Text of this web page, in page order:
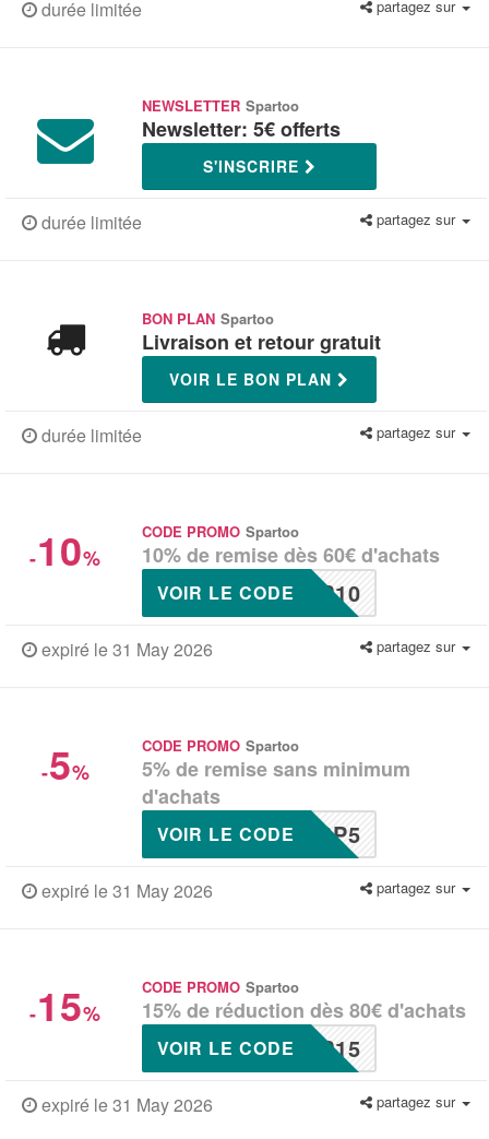
durée limitée partagez sur
NEWSLETTER Spartoo
Newsletter: 5€ offerts
S'INSCRIRE
durée limitée partagez sur
BON PLAN Spartoo
Livraison et retour gratuit
VOIR LE BON PLAN
durée limitée partagez sur
-10%
CODE PROMO Spartoo
10% de remise dès 60€ d'achats
P10
VOIR LE CODE
expiré le 31 May 2026 partagez sur
-5%
CODE PROMO Spartoo
5% de remise sans minimum
d'achats
SP5
VOIR LE CODE
expiré le 31 May 2026 partagez sur
-15%
CODE PROMO Spartoo
15% de réduction dès 80€ d'achats
P15
VOIR LE CODE
expiré le 31 May 2026 partagez sur